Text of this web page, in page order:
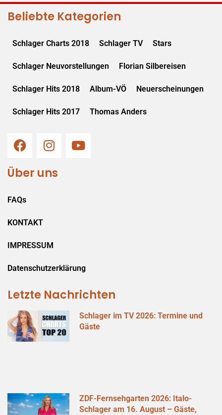
Beliebte Kategorien
Schlager Charts 2018 Schlager TV Stars
Schlager Neuvorstellungen Florian Silbereisen
Schlager Hits 2018 Album-VÖ Neuerscheinungen
Schlager Hits 2017 Thomas Anders
Über uns
FAQs
KONTAKT
IMPRESSUM
Datenschutzerklärung
Letzte Nachrichten
Schlager im TV 2026: Termine und
Gäste
ZDF-Fernsehgarten 2026: Italo-
Schlager am 16. August – Gäste,